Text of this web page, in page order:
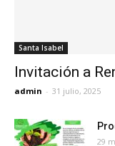
Santa Isabel
Invitación a
admin - 31 julio, 2025
29